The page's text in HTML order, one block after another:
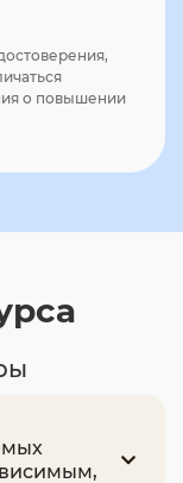
о повышении